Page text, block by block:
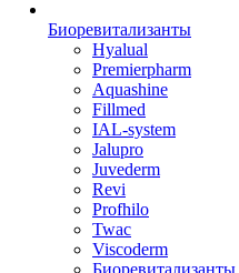
Биоревитализанты
Hyalual
Premierpharm
Aquashine
Fillmed
IAL-system
Jalupro
Juvederm
Revi
Profhilo
Twac
Viscoderm
Биоревитализанты